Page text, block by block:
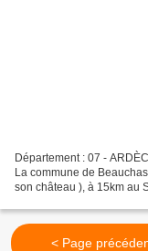
Département : 07 -
La commune de
son château ), à 15km au
< Page